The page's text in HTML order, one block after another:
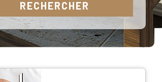
RECHERCHER